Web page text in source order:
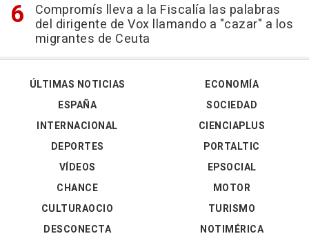
Compromís lleva a la Fiscalía las palabras
del dirigente de Vox llamando a "cazar" a los
migrantes de Ceuta
ÚLTIMAS NOTICIAS
ESPAÑA
INTERNACIONAL
DEPORTES
VÍDEOS
ECONOMÍA
SOCIEDAD
CIENCIAPLUS
PORTALTIC
EPSOCIAL
CHANCE
CULTURAOCIO
DESCONECTA
MOTOR
TURISMO
NOTIMÉRICA